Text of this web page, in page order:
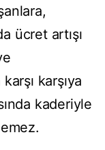
ücret artışı
karşıya
kaderiyle